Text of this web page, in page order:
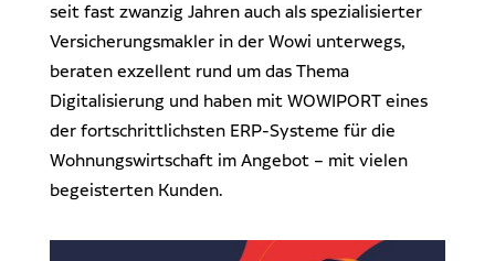
seit fast zwanzig Jahren auch als spezialisierter
Versicherungsmakler in der Wowi unterwegs,
beraten exzellent rund um das Thema
Digitalisierung und haben mit WOWIPORT eines
der fortschrittlichsten ERP-Systeme für die
Wohnungswirtschaft im Angebot – mit vielen
begeisterten Kunden.